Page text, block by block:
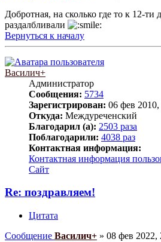
Добротная, на сколько где то к 12-
раздалбливали
Вернуться к началу
Василич+
Администратор
Сообщения: 5734
Зарегистрирован: 06 фев
Откуда: Междуреченский
Благодарил (а): 2503 раза
Поблагодарили: 4038 раз
Контактная информация:
Контактная информация
Сайт
Re: поздравляем!
Цитата
Сообщение Василич+ » 08 фев 2022,